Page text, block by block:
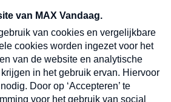
en dinsdagochtend in
Verzend